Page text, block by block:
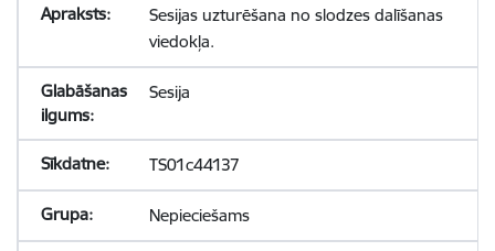
Sesijas uzturēšana no slodzes dalīšanas
viedokļa.
Sesija
TS01c44137
Nepieciešams